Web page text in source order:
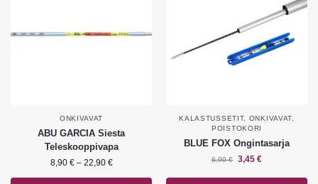
ONKIVAVAT
ABU GARCIA Siesta
Teleskooppivapa
8,90 € – 22,90 €
KALASTUSSETIT, ONKIVAVAT
POISTOKORI
BLUE FOX Ongintasarja
6,90€ 3,45 €